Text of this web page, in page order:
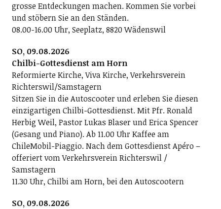
grosse Entdeckungen machen. Kommen Sie vorbei
und stöbern Sie an den Ständen.
08.00-16.00 Uhr, Seeplatz, 8820 Wädenswil
SO, 09.08.2026
Chilbi-Gottesdienst am Horn
Reformierte Kirche, Viva Kirche, Verkehrsverein
Richterswil/Samstagern
Sitzen Sie in die Autoscooter und erleben Sie diesen
einzigartigen Chilbi-Gottesdienst. Mit Pfr. Ronald
Herbig Weil, Pastor Lukas Blaser und Erica Spencer
(Gesang und Piano). Ab 11.00 Uhr Kaffee am
ChileMobil-Piaggio. Nach dem Gottesdienst Apéro –
offeriert vom Verkehrsverein Richterswil /
Samstagern
11.30 Uhr, Chilbi am Horn, bei den Autoscootern
SO, 09.08.2026